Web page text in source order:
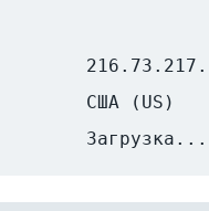
США (US)
Загрузка...